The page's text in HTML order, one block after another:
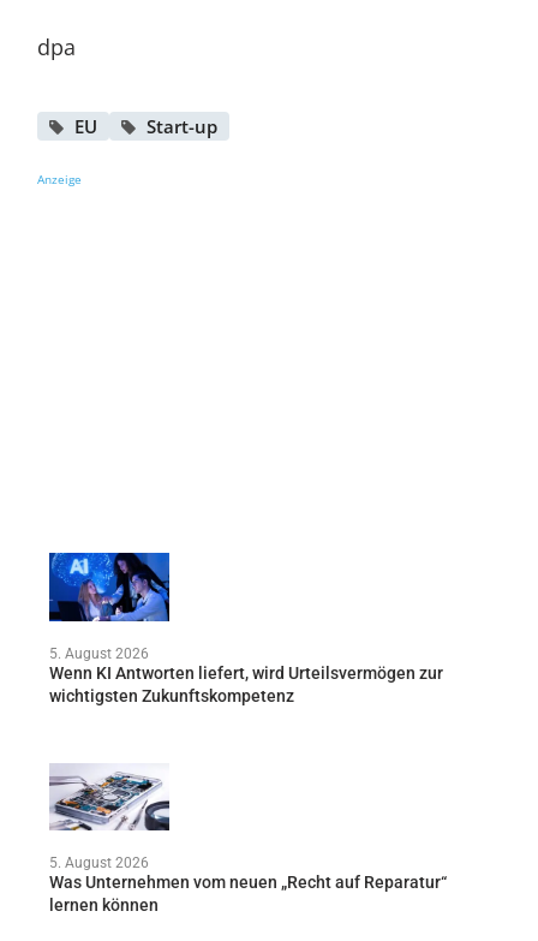
dpa
EU Start-up
Anzeige
5. August 2026
Wenn KI Antworten liefert, wird Urteilsvermögen zur
wichtigsten Zukunftskompetenz
5. August 2026
Was Unternehmen vom neuen „Recht auf Reparatur“
lernen können